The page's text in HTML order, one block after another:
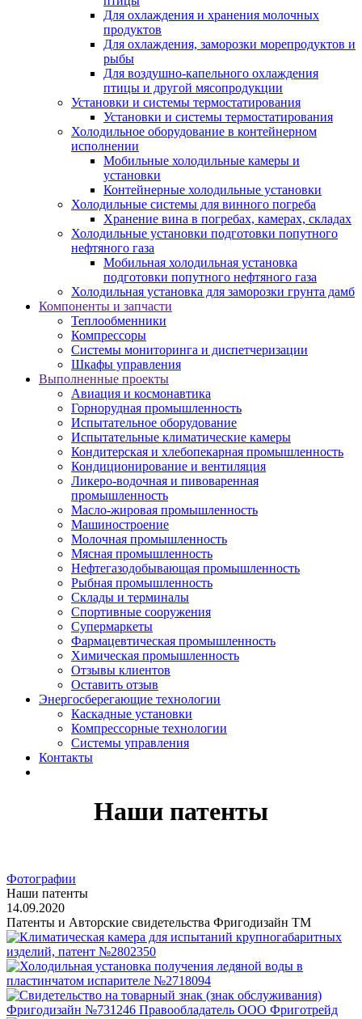
Для охлаждения и хранения молочных
продуктов
Для охлаждения, заморозки морепродуктов и
рыбы
Для воздушно-капельного охлаждения
птицы и другой мясопродукции
Установки и системы термостатирования
Установки и системы термостатирования
Холодильное оборудование в контейнерном
исполнении
Мобильные холодильные камеры и
установки
Контейнерные холодильные установки
Холодильные системы для винного погреба
Хранение вина в погребах, камерах, складах
Холодильные установки подготовки попутного
нефтяного газа
Мобильная холодильная установка
подготовки попутного нефтяного газа
Холодильная установка для заморозки грунта дамб
Компоненты и запчасти
Теплообменники
Компрессоры
Системы мониторинга и диспетчеризации
Шкафы управления
Выполненные проекты
Авиация и космонавтика
Горнорудная промышленность
Испытательное оборудование
Испытательные климатические камеры
Кондитерская и хлебопекарная промышленность
Кондиционирование и вентиляция
Ликеро-водочная и пивоваренная
промышленность
Масло-жировая промышленность
Машиностроение
Молочная промышленность
Мясная промышленность
Нефтегазодобывающая промышленность
Рыбная промышленность
Склады и терминалы
Спортивные сооружения
Супермаркеты
Фармацевтическая промышленность
Химическая промышленность
Отзывы клиентов
Оставить отзыв
Энергосберегающие технологии
Каскадные установки
Компрессорные технологии
Системы управления
Контакты
Наши патенты
Фотографии
Наши патенты
14.09.2020
Патенты и Авторские свидетельства Фригодизайн ТМ